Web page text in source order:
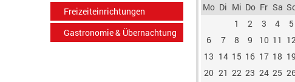
Freizeiteinrichtungen
Gastronomie & Übernachtung
Mo Di Mi Do Fr Sa
1
2 3 4
5
6
7 8 9 10 11 12
13 14 15 16 17 18 19
20 21 22 23 24 25